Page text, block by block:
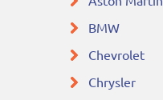
BMW
Chevrolet
Chrysler